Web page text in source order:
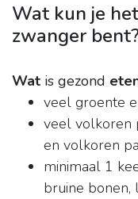
Wat kun je
zwanger
Wat is gezond
veel groente
veel volkoren
en volkoren
minimaal 1
bruine bonen,